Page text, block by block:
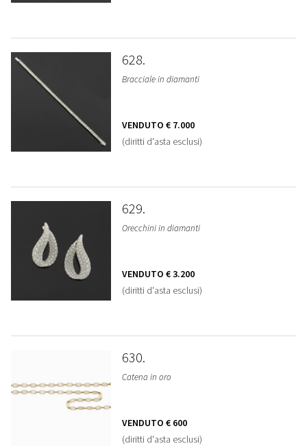
628
Bracciale in diamanti
VENDUTO € 7.000
(diritti d'asta esclusi)
629
Orecchini in diamanti
VENDUTO € 3.200
(diritti d'asta esclusi)
630
Catena in oro
VENDUTO € 600
(diritti d'asta esclusi)